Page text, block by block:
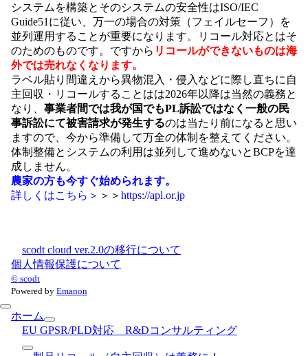
システムを構築とそのシステムの安全性はISO/IEC
Guide51に従い、万一の場合の対策（フェイルセーフ）を
並列運用することが重要になります。リコール対応とはそ
のためのものです。ですから リコールができないものは海
外では売れなくなります。
ラベル貼り間違えから異物混入・侵入などに際し直ちに自
主回収・リコールすることはは2026年以降は当然の義務と
なり、 事業者間では我が国でもPL訴訟ではなく一般の民
事訴訟にて被害請求が発生するのは当たり前になると思い
ますので、今から準備して万全の体制を整えてください。
体制整備とシステムの利用は並列して進めないとBCPを達
成しません。
農家の方も今すぐ始められます。
詳しくはこちら＞ ＞＞ https://apl.or.jp
scodt cloud ver.2.0の移行について
個人情報保護について
© scodt
Powered by Emanon
ホーム
EU GPSR/PLD対応 R&Dコンサルティング